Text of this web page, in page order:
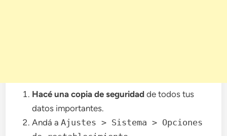
Hacé una copia de seguridad de todos tus
datos importantes.
Andá aAjustes > Sistema > Opciones